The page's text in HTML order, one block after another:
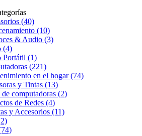
(40)
(10)
& Audio (3)
(4)
Portátil (1)
(221)
en el hogar(74)
y Tintas (13)
de computadoras (2)
de Redes (4)
y Accesorios (11)